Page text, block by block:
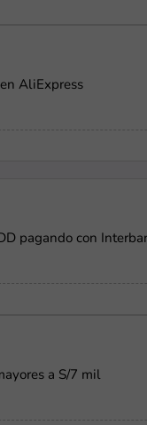
AliExpress
pagando con
a S/7 mil